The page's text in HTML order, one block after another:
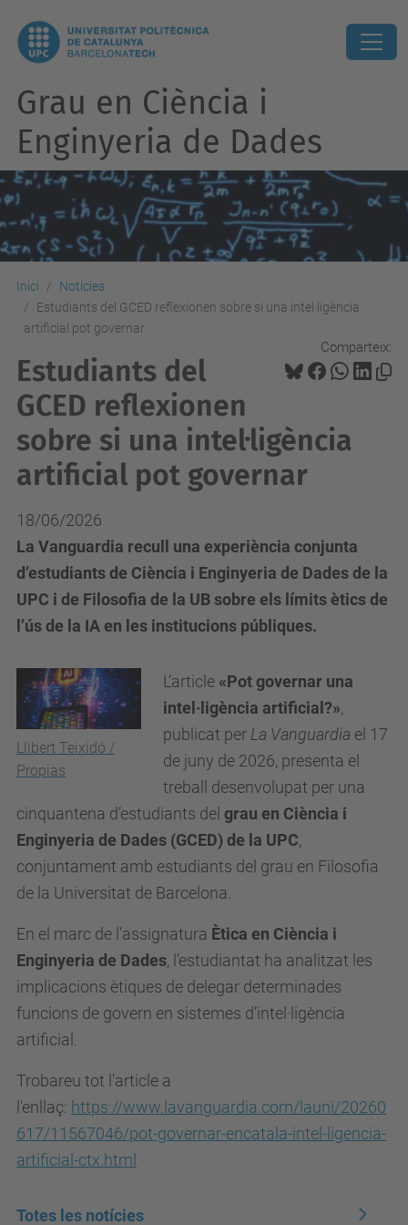
Grau en Ciència i
Enginyeria de Dades
Inici
Notícies
Estudiants del GCED reflexionen sobre si una intel·ligència
artificial pot governar
Comparteix:
Estudiants del
GCED reflexionen
sobre si una intel·ligència
artificial pot governar
18/06/2026
La Vanguardia recull una experiència conjunta
d’estudiants de Ciència i Enginyeria de Dades de la
UPC i de Filosofia de la UB sobre els límits ètics de
l’ús de la IA en les institucions públiques.
Llibert Teixidó /
Propias
L’article «Pot governar una
intel·ligència artificial?»,
publicat per La Vanguardia el 17
de juny de 2026, presenta el
treball desenvolupat per una
cinquantena d’estudiants del grau en Ciència i
Enginyeria de Dades (GCED) de la UPC,
conjuntament amb estudiants del grau en Filosofia
de la Universitat de Barcelona.
En el marc de l’assignatura Ètica en Ciència i
Enginyeria de Dades, l’estudiantat ha analitzat les
implicacions ètiques de delegar determinades
funcions de govern en sistemes d’intel·ligència
artificial.
Trobareu tot l'article a
l'enllaç: https://www.lavanguardia.com/launi/20260
617/11567046/pot-governar-encatala-intel-ligencia-
artificial-ctx.html
Totes les notícies